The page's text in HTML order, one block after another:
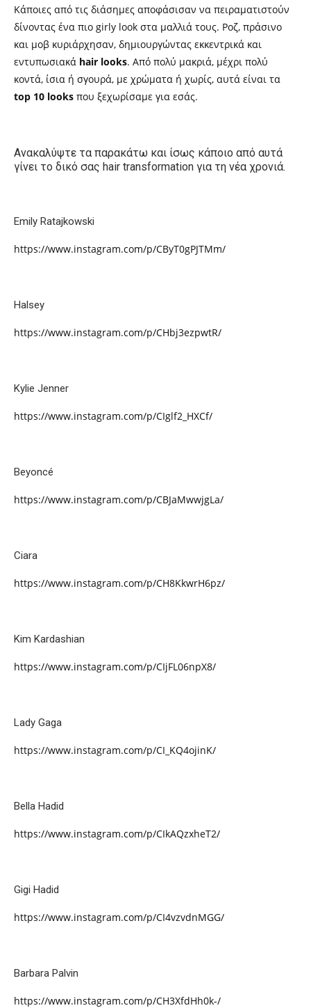
Κάποιες από τις διάσημες αποφάσισαν να πειραματιστούν
δίνοντας ένα πιο girly look στα μαλλιά τους. Ροζ, πράσινο
και μοβ κυριάρχησαν, δημιουργώντας εκκεντρικά και
εντυπωσιακά hair looks. Από πολύ μακριά, μέχρι πολύ
κοντά, ίσια ή σγουρά, με χρώματα ή χωρίς, αυτά είναι τα
top 10 looks που ξεχωρίσαμε για εσάς.
Ανακαλύψτε τα παρακάτω και ίσως κάποιο από αυτά
γίνει το δικό σας hair transformation για τη νέα χρονιά.
Emily Ratajkowski
https://www.instagram.com/p/CByT0gPJTMm/
Halsey
https://www.instagram.com/p/CHbj3ezpwtR/
Kylie Jenner
https://www.instagram.com/p/CIglf2_HXCf/
Beyoncé
https://www.instagram.com/p/CBJaMwwjgLa/
Ciara
https://www.instagram.com/p/CH8KkwrH6pz/
Kim Kardashian
https://www.instagram.com/p/CIjFL06npX8/
Lady Gaga
https://www.instagram.com/p/CI_KQ4ojinK/
Bella Hadid
https://www.instagram.com/p/CIkAQzxheT2/
Gigi Hadid
https://www.instagram.com/p/CI4vzvdnMGG/
Barbara Palvin
https://www.instagram.com/p/CH3XfdHh0k-/